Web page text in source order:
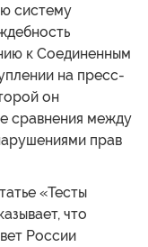
систему
к Соединенным
на пресс-
он
сравнения между
прав
«Тесты
что
России